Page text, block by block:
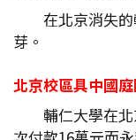
在北京消失
芽。
北京校區具中國
輔仁大學在